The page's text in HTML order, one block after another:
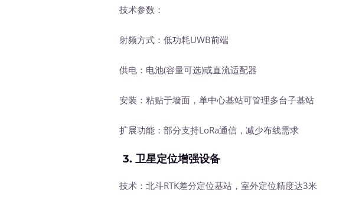
技术参数：
射频方式：低功耗UWB前端
供电：电池(容量可选)或直流适配器
安装：粘贴于墙面，单中心基站可管理多台子基站
扩展功能：部分支持LoRa通信，减少布线需求
3.卫星定位增强设备
技术：北斗RTK差分定位基站，室外定位精度达3米